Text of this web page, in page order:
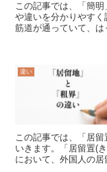
この記事では、「簡
や違いを分かりやす
筋道が通っていて、
違い
この記事では、「居
いきます。「居留置(
において、外国人の居